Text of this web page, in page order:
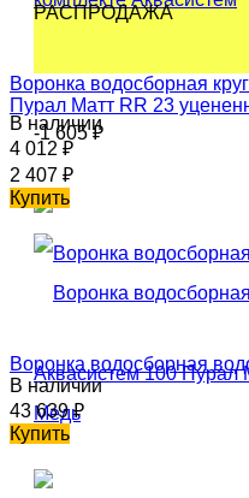
РАСПРОДАЖА
-1 605₽
Воронка водосборная
Пурал Матт RR 23
В наличии
4 012 ₽
2 407 ₽
Купить
Воронка водосборная
В наличии
43 639₽
Купить